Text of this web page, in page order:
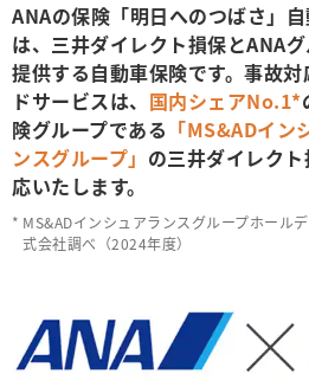
ANAの保険「明日へのつばさ」
は、 三井ダイレクト損保とANA
提供する自動車保険です。事故対
ドサービスは、 国内シェアNo.1*
険グループである 「MS&ADイン
ンスグループ」 の三井ダイレク
応いたします。
MS&ADインシュアランスグループホール
式会社調べ（2024年度）